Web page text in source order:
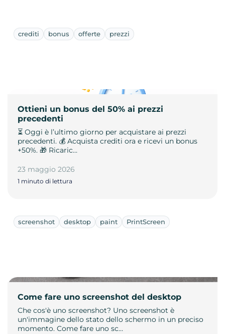
crediti bonus offerte prezzi
Ottieni un bonus del 50% ai prezzi
precedenti
⏳ Oggi è l’ultimo giorno per acquistare ai prezzi
precedenti. 💰 Acquista crediti ora e ricevi un bonus
+50%. 🎁 Ricaric…
23 maggio 2026
1 minuto di lettura
screenshot desktop paint PrintScreen
Come fare uno screenshot del desktop
Che cos'è uno screenshot? Uno screenshot è
un'immagine dello stato dello schermo in un preciso
momento. Come fare uno sc…